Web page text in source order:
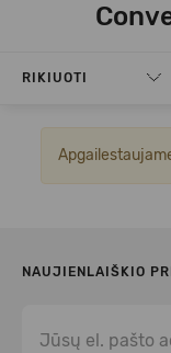
RIKIUOTI
NAUJIENLAIŠKIO